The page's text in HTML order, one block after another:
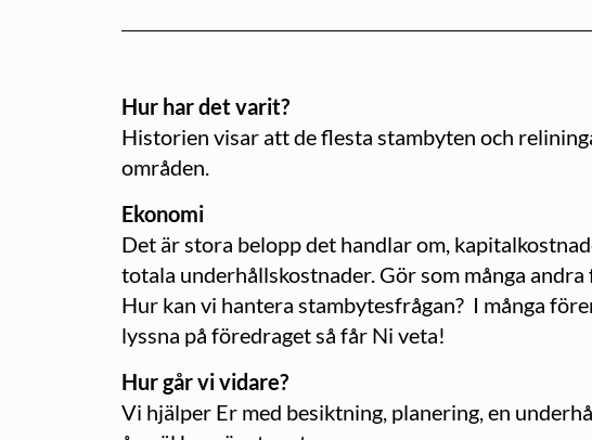
Hur har det varit?
Historien visar att de flesta stambyten och
områden.
Ekonomi
Det är stora belopp det handlar om,
totala underhållskostnader. Gör som många
Hur kan vi hantera stambytesfrågan? I många
lyssna på föredraget så får Ni veta!
Hur går vi vidare?
Vi hjälper Er med besiktning, planering, en